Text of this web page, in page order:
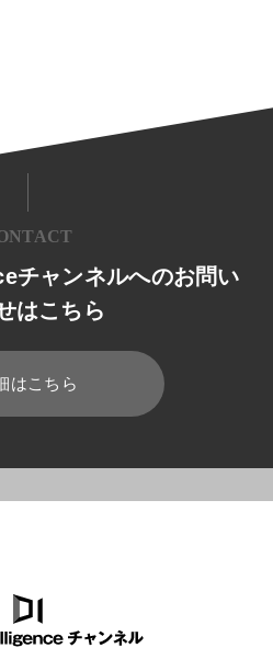
ャンネルへのお問い
はこちら
はこちら